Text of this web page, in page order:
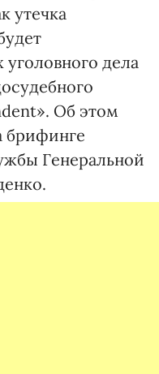
утечка
уголовного дела
Об этом
брифинге
Генеральной